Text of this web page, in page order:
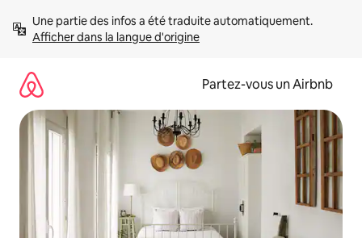
directement
Afficher dans la langue d'origine
Partez-vous un Airbnb